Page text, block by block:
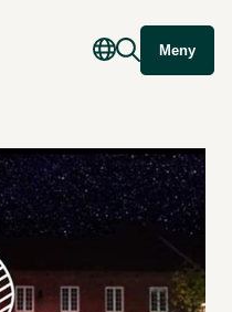
Meny